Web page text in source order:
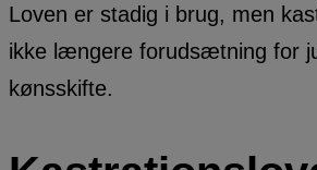
Loven er stadig i brug, men
ikke længere forudsætning for
kønsskifte.